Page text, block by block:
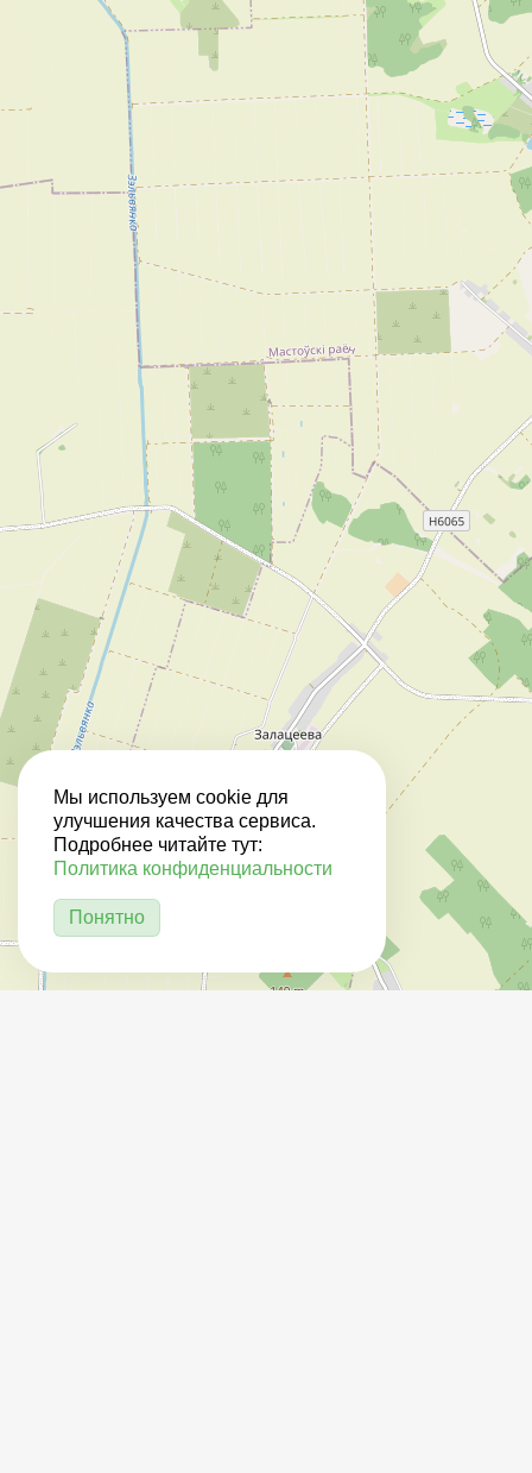
Мы используем cookie для
улучшения качества сервиса.
Подробнее читайте тут:
Политика конфиденциальности
Понятно